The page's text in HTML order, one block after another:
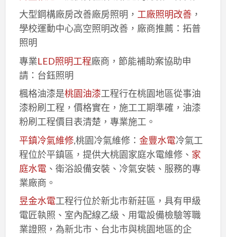
大型鋼構廠房改善廠房照明， 工廠照明改善，
學校運動中心高空照明改善，廠商推薦：拓普
照明
專業LED照明工程廠商，節能補助案協助申
請：台鈺照明
楓格油漆是桃園油漆工程行在桃園地區從事油
漆粉刷工程，價格實在，施工工期準確，油漆
粉刷工程價目表清楚，專業施工。
平鎮冷氣維修,桃園冷氣維修： 金豐水電冷氣工
程位於平鎮區，提供大桃園家庭水電維修、 家
庭水電、衛浴設備安裝、冷氣安裝、服務的專
業廠商。
昱金水電工程行位於新北市新莊區，具有甲級
電匠執照、室內配線乙級、用電設備檢驗等職
業證照，為新北市、台北市與桃園地區的企